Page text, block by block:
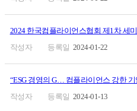
2024 한국컴플라이언스협회 제1차 세
2024-01-22
“ESG 경영의 G… 컴플라이언스 강한
2024-01-13